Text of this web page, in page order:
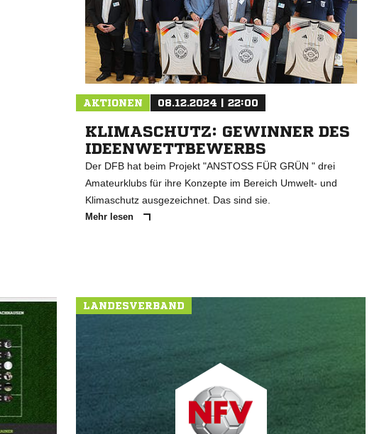
AKTIONEN 08.12.2024 | 22:00
KLIMASCHUTZ: GEWINNER DES
IDEENWETTBEWERBS
Der DFB hat beim Projekt "ANSTOSS FÜR GRÜN " drei
Amateurklubs für ihre Konzepte im Bereich Umwelt- und
Klimaschutz ausgezeichnet. Das sind sie.
Mehr lesen
LANDESVERBAND